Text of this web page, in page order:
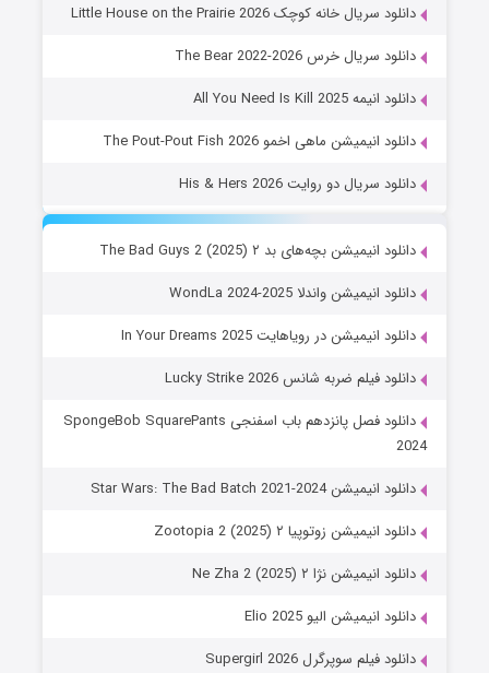
دانلود سریال خانه کوچک Little House on the Prairie 2026
دانلود سریال خرس The Bear 2022-2026
دانلود انیمه All You Need Is Kill 2025
دانلود انیمیشن ماهی اخمو The Pout-Pout Fish 2026
دانلود سریال دو روایت His & Hers 2026
دانلود انیمیشن بچه‌های بد ۲ The Bad Guys 2 (2025)
دانلود انیمیشن واندلا WondLa 2024-2025
دانلود انیمیشن در رویاهایت In Your Dreams 2025
دانلود فیلم ضربه شانس Lucky Strike 2026
دانلود فصل پانزدهم باب اسفنجی SpongeBob SquarePants
2024
دانلود انیمیشن Star Wars: The Bad Batch 2021-2024
دانلود انیمیشن زوتوپیا ۲ Zootopia 2 (2025)
دانلود انیمیشن نژا ۲ Ne Zha 2 (2025)
دانلود انیمیشن الیو Elio 2025
دانلود فیلم سوپرگرل Supergirl 2026